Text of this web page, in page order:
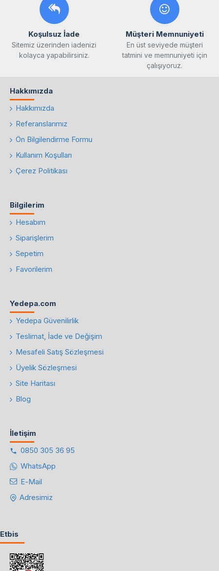
Koşulsuz İade
Sitemiz üzerinden iadenizi
kolayca yapabilirsiniz.
Müşteri Memnuniyeti
En üst seviyede müşteri
tatmini ve memnuniyeti için
çalışıyoruz.
Hakkımızda
Hakkımızda
Referanslarımız
Ön Bilgilendirme Formu
Kullanım Koşulları
Çerez Politikası
Bilgilerim
Hesabım
Siparişlerim
Sepetim
Favorilerim
Yedepa.com
Yedepa Güvenilirlik
Teslimat, İade ve Değişim
Mesafeli Satış Sözleşmesi
Üyelik Sözleşmesi
Site Haritası
Blog
İletişim
0850 305 36 95
WhatsApp
E-Mail
Adresimiz
Etbis